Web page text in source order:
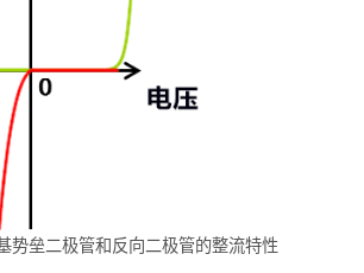
势垒二极管和反向二极管的整流特性